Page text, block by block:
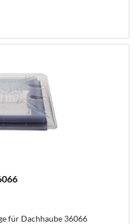
für Dachhaube 36066